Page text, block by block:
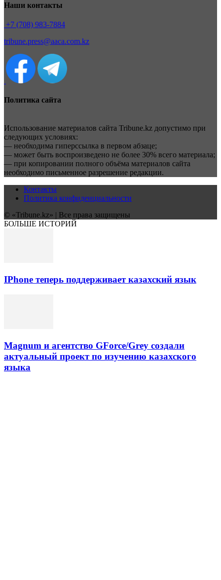
Наши контакты
+7 (708) 983-7884
tribune.press@aaca.com.kz
Политика сайта
Использование материалов сайта Tribune.kz допустимо при
следующих условиях:
— необходима гиперссылка в первом абзаце;
— может быть воспроизведено не более 30% всего материала;
— при копировании полного объёма материалов сайта
необходимо письменное разрешение редакции.
Контакты
Политика конфиденциальности
© «Tribune.kz» | Все права защищены
БОЛЬШЕ ИСТОРИЙ
IPhone теперь поддерживает казахский язык
Magnum и агентство GForce/Grey создали
актуальный проект по изучению казахского
языка